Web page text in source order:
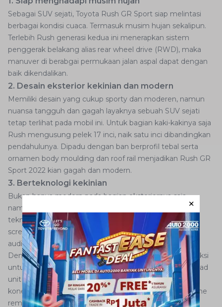
Sebagai SUV sejati, Toyota Rush GR Sport siap melintasi
berbagai kondisi cuaca. Termasuk musim hujan sekalipun.
Terlebih Rush generasi kedua ini menerapkan sistem
penggerak belakang alias rear wheel drive (RWD), maka
manuver di berabgai permukaan jalan aspal dapat dengan
baik dikendalikan.
2. Desain eksterior kekinian dan modern
Memiliki desain yang cukup sporty dan moderen, namun
nuansa tangguh dan gagah layaknya sebuah SUV sejati
tetap terlihat pada mobil ini. Untuk bagian kaki-kakinya saja
Rush mengusung pelek 17 inci, naik satu inci dibandingkan
pendahulunya. Dipadu dengan ban berprofil tebal serta
ornamen body moulding dan roof rail menjadikan Rush GR
Sport 2022 kian gagah dan modern.
3. Berteknologi kekinian
Bukan hanya modern pada bagian eksteriornya saja,
namun pada sejumlah fitur di kabin juga sarat akan
teknologi kekinian. SUV ini dilengkapi head unit touch
screen berukuran 7 inci yang dilengkapi dengan sistem
audio entertainment Weblink.
Dengan fitur tersebut smartphone Anda dapat terkoneksi
untuk mengakses Waze dan web browser. Selain itu head
unit Rush GR Sport ini sudah dilengkapi dengan
konektifitas Bluetooth, multitasking support, smartphone
remote app, 8 speaker dan lainnya.